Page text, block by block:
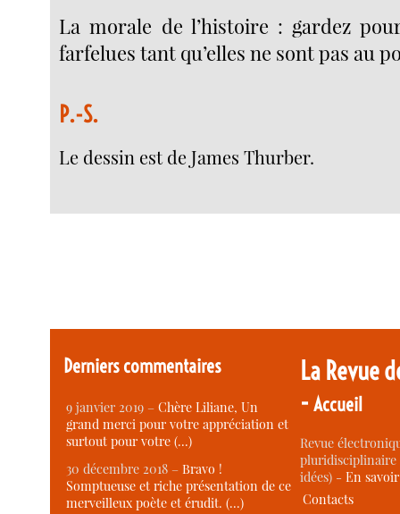
La morale de l’histoire : gardez
farfelues tant qu’elles ne sont pas au
P.-S.
Le dessin est de James Thurber.
Derniers commentaires
9 janvier 2019 –Chère Liliane, Un
grand merci pour votre appréciation et
surtout pour votre (…)
30 décembre 2018 –Bravo !
Somptueuse et riche présentation de ce
merveilleux poète et érudit. (…)
La Revue
-Accueil
Revue
idées) -En
Contacts